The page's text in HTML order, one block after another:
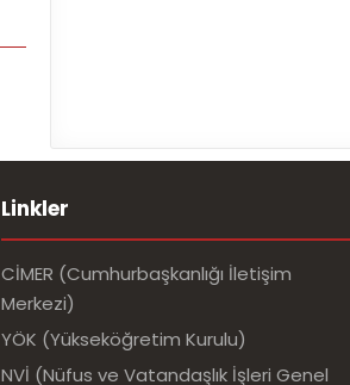
Linkler
CİMER (Cumhurbaşkanlığı İletişim
Merkezi)
YÖK (Yükseköğretim Kurulu)
NVİ (Nüfus ve Vatandaşlık İşleri Genel